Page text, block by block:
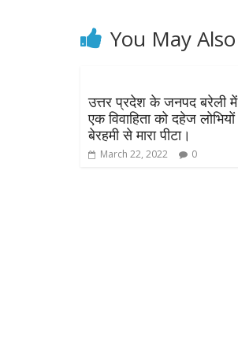
You May
उत्तर प्रदेश के जनपद बरेली
एक विवाहिता को दहेज
बेरहमी से मारा पीटा।
March 22, 2022 0